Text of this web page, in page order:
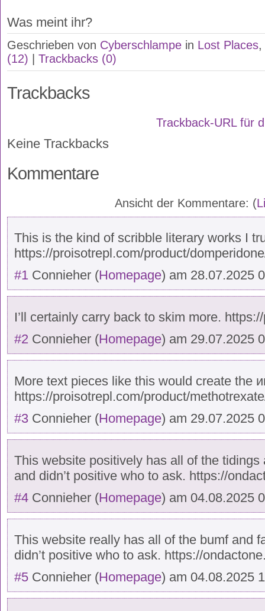
Was meint ihr?
Geschrieben von Cyberschlampe in Lost Places
(12) |Trackbacks (0)
Trackbacks
Trackback-URL für
Keine Trackbacks
Kommentare
Ansicht der Kommentare: (
This is the kind of scribble literary works I
https://proisotrepl.com/product/
#1 Connieher (Homepage) am 28.07.2025
I’ll certainly carry back to skim more.
#2 Connieher (Homepage) am 29.07.2025
More text pieces like this would create the
https://proisotrepl.com/product/
#3 Connieher (Homepage) am 29.07.2025
This website positively has all of the
and didn’t positive who to ask. https://
#4 Connieher (Homepage) am 04.08.2025
This website really has all of the bumf and
didn’t positive who to ask. https://
#5 Connieher (Homepage) am 04.08.2025